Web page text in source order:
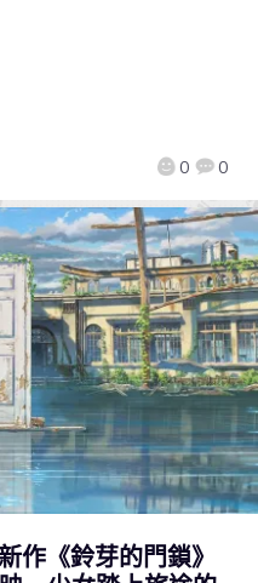
0 0
作《鈴芽的門鎖》